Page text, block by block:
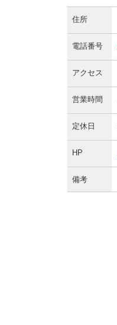
住所
電話番号
アクセス
営業時間
定休日
HP
備考